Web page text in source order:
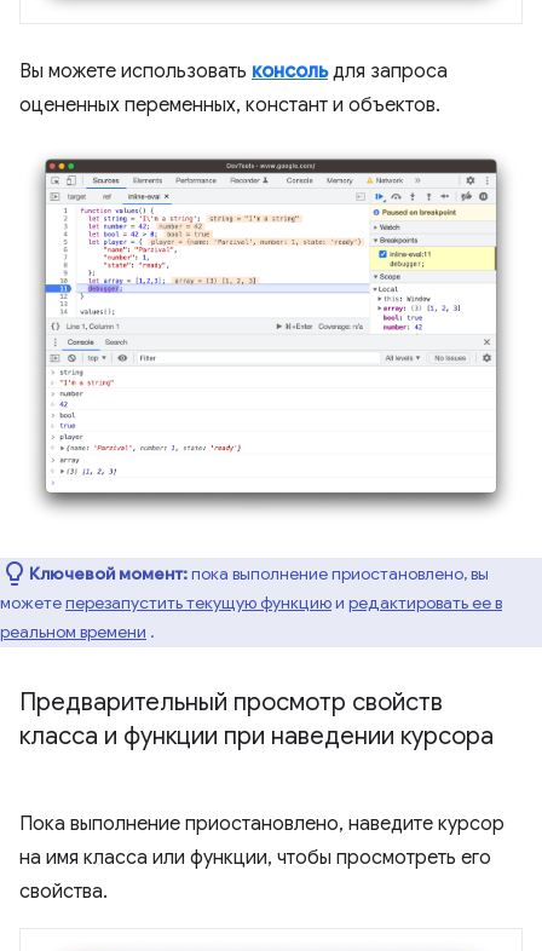
Вы можете использовать консольдля запроса
оцененных переменных, констант и объектов.
Ключевой момент:пока выполнение приостановлено, вы
можетеперезапустить текущую функциюи редактировать ее в
реальном времени .
Предварительный просмотр свойств
класса и функции при наведении курсора
Пока выполнение приостановлено, наведите курсор
на имя класса или функции, чтобы просмотреть его
свойства.